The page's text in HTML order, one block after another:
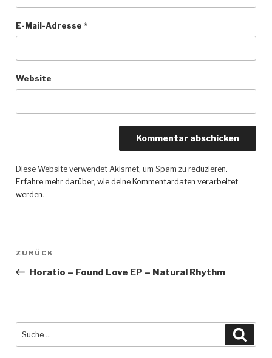
E-Mail-Adresse *
Website
Diese Website verwendet Akismet, um Spam zu reduzieren.
Erfahre mehr darüber, wie deine Kommentardaten verarbeitet
werden.
Beitragsnavigation
Vorheriger
ZURÜCK
Horatio – Found Love EP – Natural Rhythm